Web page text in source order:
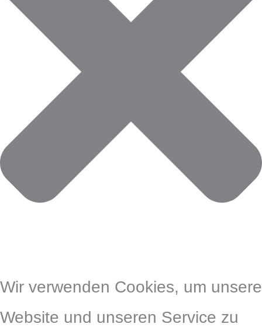
Wir verwenden Cookies, um unsere
Website und unseren Service zu